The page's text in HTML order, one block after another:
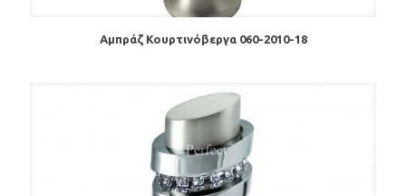
Αμπράζ Κουρτινόβεργα 060-2010-18